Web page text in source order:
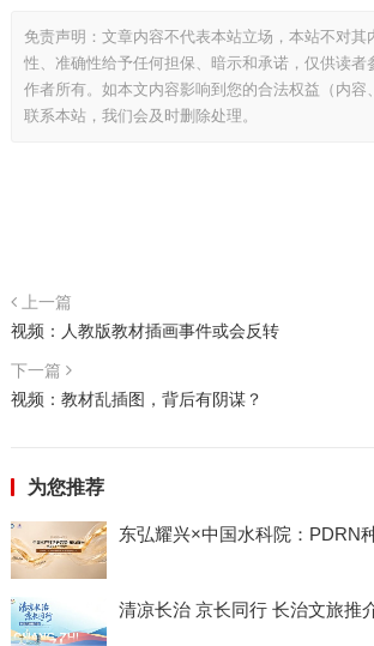
免责声明：文章内容不代表本站立场，本站不对其
性、准确性给予任何担保、暗示和承诺，仅供读者
作者所有。如本文内容影响到您的合法权益（内容
联系本站，我们会及时删除处理。
上一篇
视频：人教版教材插画事件或会反转
下一篇
视频：教材乱插图，背后有阴谋？
为您推荐
东弘耀兴×中国水科院：PDRN
清凉长治 京长同行 长治文旅推